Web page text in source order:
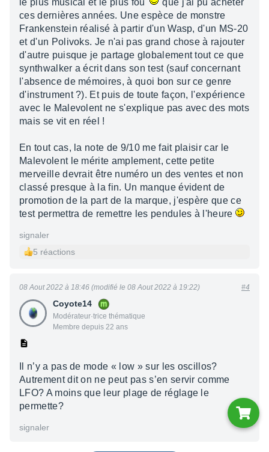
ces dernières années. Une espèce de monstre
Frankenstein réalisé à partir d'un Wasp, d'un MS-20
et d'un Polivoks. Je n'ai pas grand chose à rajouter
d'autre puisque je partage globalement tout ce que
synthwalker a écrit dans son test (sauf concernant
l'absence de mémoires, à quoi bon sur ce genre
d'instrument ?). Et puis de toute façon, l'expérience
avec le Malevolent ne s'explique pas avec des mots
mais se vit en réel !
En tout cas, la note de 9/10 me fait plaisir car le
Malevolent le mérite amplement, cette petite
merveille devrait être numéro un des ventes et non
classé presque à la fin. Un manque évident de
promotion de la part de la marque, j'espère que ce
test permettra de remettre les pendules à l'heure
signaler
5 réactions
Coyote14
Modérateur·trice thématique
Membre depuis 22 ans
08 Aout 2022 à 18:46 (modifié le 08 Aout 2022 à 19:22) #4
Il n’y a pas de mode « low » sur les oscillos?
Autrement dit on ne peut pas s’en servir comme
LFO? A moins que leur plage de réglage le
permette?
signaler